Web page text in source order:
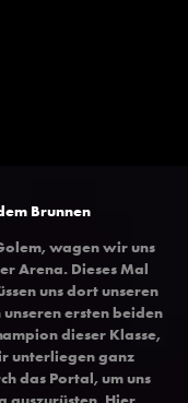
Brunnen
wagen wir uns
Arena. Dieses Mal
uns dort unseren
ersten beiden
dieser Klasse,
unterliegen ganz
das Portal, um uns